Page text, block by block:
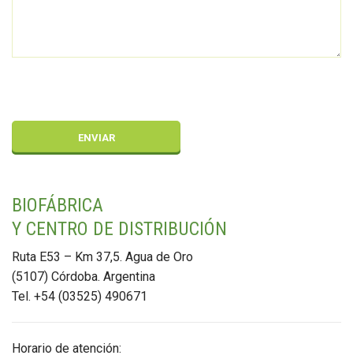
BIOFÁBRICA
Y CENTRO DE DISTRIBUCIÓN
Ruta E53 – Km 37,5. Agua de Oro
(5107) Córdoba. Argentina
Tel. +54 (03525) 490671
Horario de atención: